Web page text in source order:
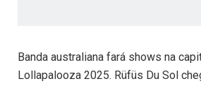
Banda australiana fará shows na
Lollapalooza 2025. Rüfüs Du Sol